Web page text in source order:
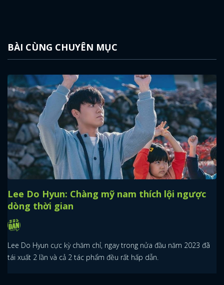
BÀI CÙNG CHUYÊN MỤC
Lee Do Hyun: Chàng mỹ nam thích lội ngược
dòng thời gian
Lee Do Hyun cực kỳ chăm chỉ, ngay trong nửa đầu năm 2023 đã
tái xuất 2 lần và cả 2 tác phẩm đều rất hấp dẫn.